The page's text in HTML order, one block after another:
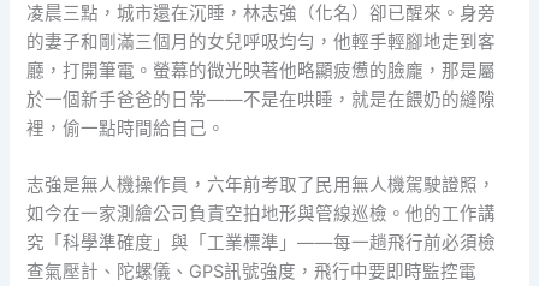
凌晨三點，城市還在沉睡，林志強（化名）卻已醒來。身旁
的妻子和剛滿三個月的女兒呼吸均勻，他輕手輕腳地走到客
廳，打開筆電。螢幕的微光映著他略顯疲憊的臉龐，那是屬
於一個新手爸爸的日常——不是在哄睡，就是在餵奶的縫隙
裡，偷一點時間給自己。
志強是無人機操作員，六年前考取了民用無人機駕駛證照，
如今在一家測繪公司負責空拍地形與管線巡檢。他的工作講
究「科學準確度」與「工業標準」——每一趟飛行前必須檢
查氣壓計、陀螺儀、GPS訊號強度，飛行中要即時監控電